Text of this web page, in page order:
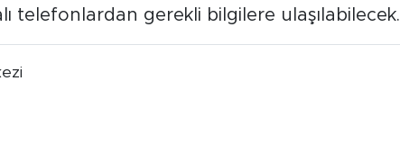
telefonlardan gerekli bilgilere ulaşılabilecek.